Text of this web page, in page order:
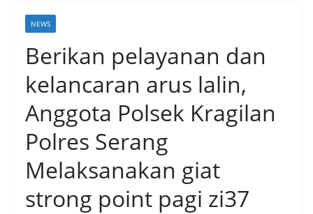
NEWS
Berikan pelayanan dan
kelancaran arus lalin,
Anggota Polsek Kragilan
Polres Serang
Melaksanakan giat
strong point pagi zi37